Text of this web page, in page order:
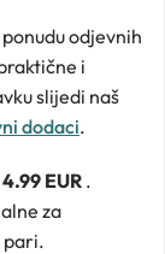
odjevnih
i
slijedi naš
dodaci.
4.99 EUR .
za
pari.